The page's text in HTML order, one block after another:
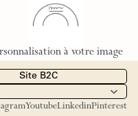
à votre image
Site B2C
YoutubeLinkedinPinterest